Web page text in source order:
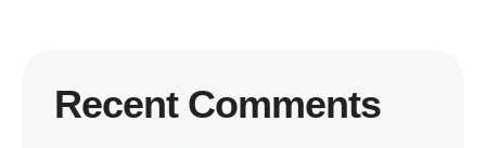
Recent Comments